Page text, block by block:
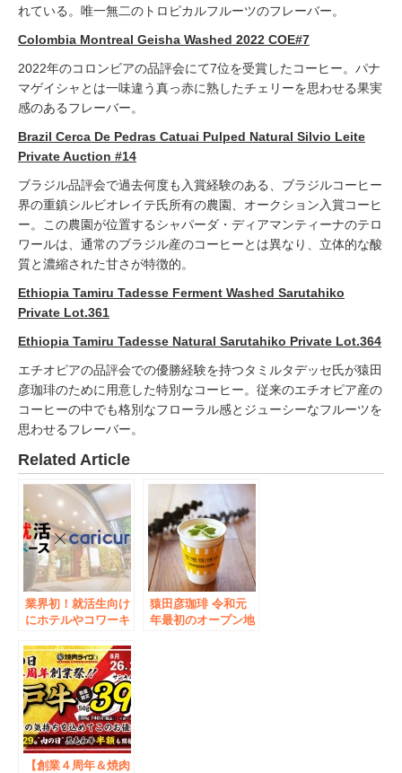
れている。唯一無二のトロピカルフルーツのフレーバー。
Colombia Montreal Geisha Washed 2022 COE#7
2022年のコロンビアの品評会にて7位を受賞したコーヒー。パナ
マゲイシャとは一味違う真っ赤に熟したチェリーを思わせる果実
感のあるフレーバー。
Brazil Cerca De Pedras Catuai Pulped Natural Silvio Leite
Private Auction #14
ブラジル品評会で過去何度も入賞経験のある、ブラジルコーヒー
界の重鎮シルビオレイテ氏所有の農園、オークション入賞コーヒ
ー。この農園が位置するシャパーダ・ディアマンティーナのテロ
ワールは、通常のブラジル産のコーヒーとは異なり、立体的な酸
質と濃縮された甘さが特徴的。
Ethiopia Tamiru Tadesse Ferment Washed Sarutahiko
Private Lot.361
Ethiopia Tamiru Tadesse Natural Sarutahiko Private Lot.364
エチオピアの品評会での優勝経験を持つタミルタデッセ氏が猿田
彦珈琲のために用意した特別なコーヒー。従来のエチオピア産の
コーヒーの中でも格別なフローラル感とジューシーなフルーツを
思わせるフレーバー。
Related Article
業界初！就活生向け
にホテルやコワーキ
解放！「カリクル」
と「カラオケ パセ
ラ」の就活応援コラ
ボ企画始動！
猿田彦珈琲 令和元
年最初のオープン地
【創業４周年＆焼肉